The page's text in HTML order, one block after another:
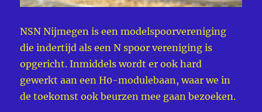
NSN Nijmegen is een modelspoorvereniging
die indertijd als een N spoor vereniging is
opgericht. Inmiddels wordt er ook hard
gewerkt aan een H0-modulebaan, waar we in
de toekomst ook beurzen mee gaan bezoeken.